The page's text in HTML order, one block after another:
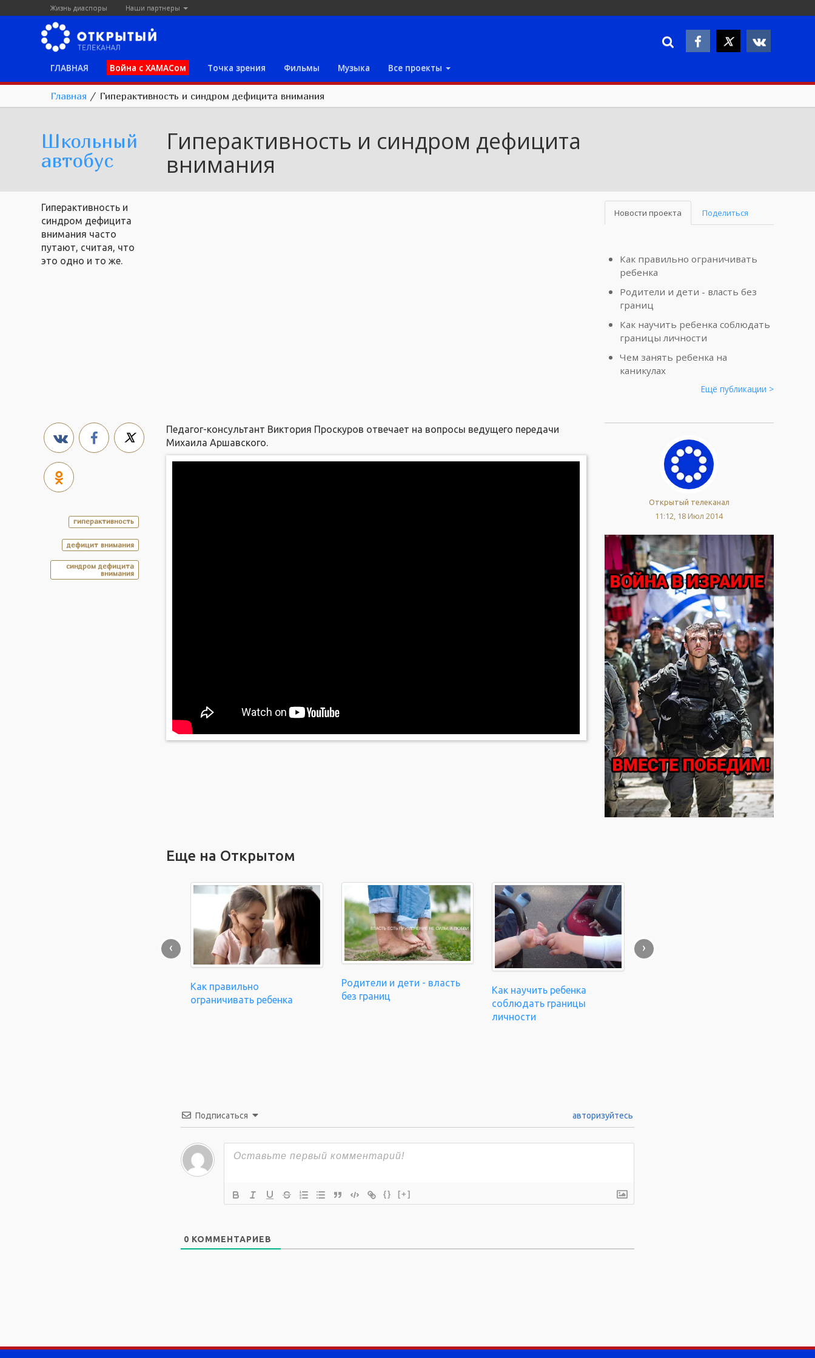
Жизнь диаспоры Наши партнеры
ГЛАВНАЯ Война с ХАМАСом Точка зрения Фильмы Музыка Все проекты
Главная / Гиперактивность и синдром дефицита внимания
Школьный
автобус
Гиперактивность и синдром дефицита
внимания
Гиперактивность и
синдром дефицита
внимания часто
путают, считая, что
это одно и то же.
Новости проекта Поделиться
Как правильно ограничивать
ребенка
Родители и дети - власть без
границ
Как научить ребенка соблюдать
границы личности
Чем занять ребенка на
каникулах
Ещё публикации >
гиперактивность
дефицит внимания
синдром дефицита
внимания
Педагог-консультант Виктория Проскуров отвечает на вопросы ведущего передачи
Михаила Аршавского.
Открытый телеканал
11:12, 18 Июл 2014
Еще на Открытом
Как правильно
ограничивать ребенка
Родители и дети - власть
без границ
Как научить ребенка
соблюдать границы
личности
‹ ›
Подписаться авторизуйтесь
{} [+]
0 КОММЕНТАРИЕВ